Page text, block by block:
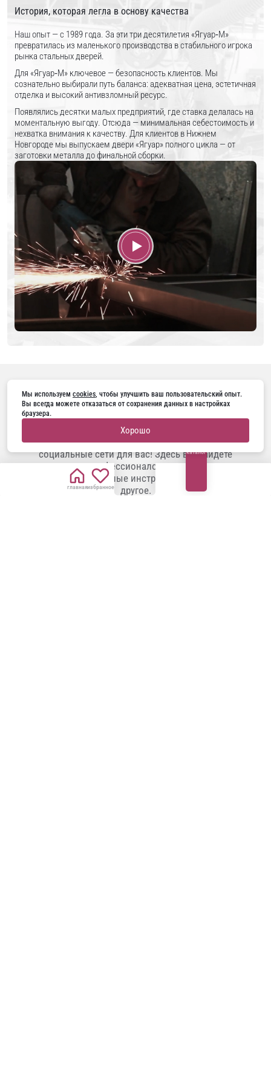
главнаяизбранное
каталог
История, которая легла в основу качества
Наш опыт — с 1989 года. За эти три десятилетия «Ягуар‑М»
превратилась из маленького производства в стабильного игрока
рынка стальных дверей.
Для «Ягуар‑М» ключевое — безопасность клиентов. Мы
сознательно выбирали путь баланса: адекватная цена, эстетичная
отделка и высокий антивзломный ресурс.
Появлялись десятки малых предприятий, где ставка делалась на
моментальную выгоду. Отсюда — минимальная себестоимость и
нехватка внимания к качеству. Для клиентов в Нижнем
Новгороде мы выпускаем двери «Ягуар» полного цикла — от
заготовки металла до финальной сборки.
ПОДПИШИТЕСЬ НА НАС В
Занимаетесь ремонтом, строите дом или
планируете заменить двери? Наши
социальные сети для вас! Здесь вы найдете
советы профессионалов, актуальные
тренды, полезные инструкции и многое
другое.
Мы используем cookies, чтобы улучшить ваш пользовательский опыт.
Вы всегда можете отказаться от сохранения данных в настройках
браузера.
Хорошо